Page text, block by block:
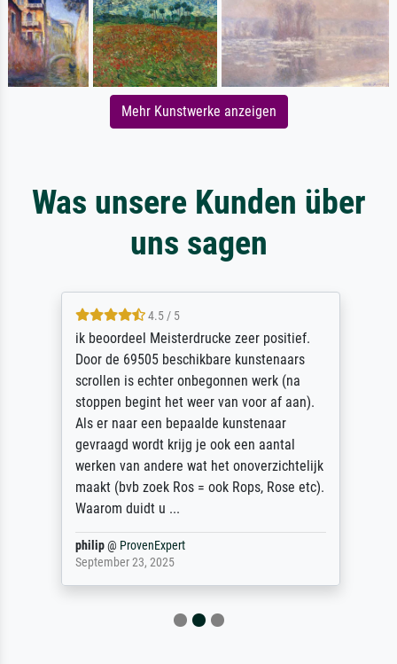
Mehr Kunstwerke anzeigen
Was unsere Kunden über
uns sagen
4.5 / 5
ik beoordeel Meisterdrucke zeer positief.
Door de 69505 beschikbare kunstenaars
scrollen is echter onbegonnen werk (na
stoppen begint het weer van voor af aan).
Als er naar een bepaalde kunstenaar
gevraagd wordt krijg je ook een aantal
werken van andere wat het onoverzichtelijk
maakt (bvb zoek Ros = ook Rops, Rose etc).
Waarom duidt u ...
philip@ ProvenExpert
September 23, 2025